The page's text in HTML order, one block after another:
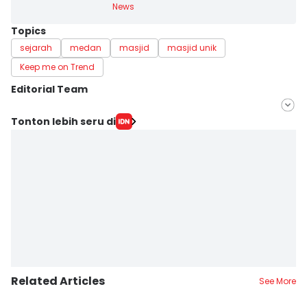
News
Topics
sejarah medan masjid
masjid unik
Keep me on Trend
Editorial Team
Editor
Tonton lebih seru di
Related Articles See More